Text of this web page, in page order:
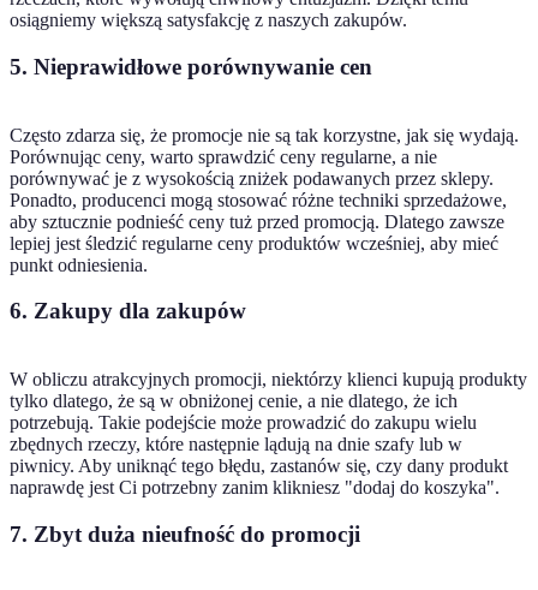
osiągniemy większą satysfakcję z naszych zakupów.
5. Nieprawidłowe porównywanie cen
Często zdarza się, że promocje nie są tak korzystne, jak się wydają.
Porównując ceny, warto sprawdzić ceny regularne, a nie
porównywać je z wysokością zniżek podawanych przez sklepy.
Ponadto, producenci mogą stosować różne techniki sprzedażowe,
aby sztucznie podnieść ceny tuż przed promocją. Dlatego zawsze
lepiej jest śledzić regularne ceny produktów wcześniej, aby mieć
punkt odniesienia.
6. Zakupy dla zakupów
W obliczu atrakcyjnych promocji, niektórzy klienci kupują produkty
tylko dlatego, że są w obniżonej cenie, a nie dlatego, że ich
potrzebują. Takie podejście może prowadzić do zakupu wielu
zbędnych rzeczy, które następnie lądują na dnie szafy lub w
piwnicy. Aby uniknąć tego błędu, zastanów się, czy dany produkt
naprawdę jest Ci potrzebny zanim klikniesz "dodaj do koszyka".
7. Zbyt duża nieufność do promocji